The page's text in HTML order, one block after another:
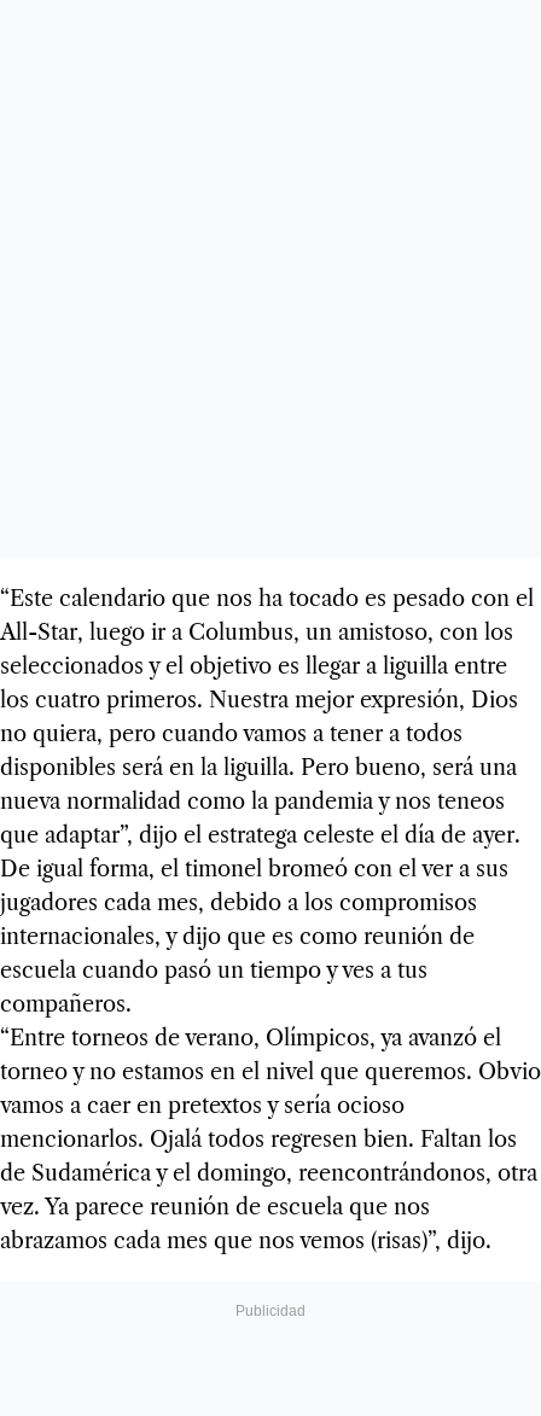
“Este calendario que nos ha tocado es pesado con el
All-Star, luego ir a Columbus, un amistoso, con los
seleccionados y el objetivo es llegar a liguilla entre
los cuatro primeros. Nuestra mejor expresión, Dios
no quiera, pero cuando vamos a tener a todos
disponibles será en la liguilla. Pero bueno, será una
nueva normalidad como la pandemia y nos teneos
que adaptar”, dijo el estratega celeste el día de ayer.
De igual forma, el timonel bromeó con el ver a sus
jugadores cada mes, debido a los compromisos
internacionales, y dijo que es como reunión de
escuela cuando pasó un tiempo y ves a tus
compañeros.
“Entre torneos de verano, Olímpicos, ya avanzó el
torneo y no estamos en el nivel que queremos. Obvio
vamos a caer en pretextos y sería ocioso
mencionarlos. Ojalá todos regresen bien. Faltan los
de Sudamérica y el domingo, reencontrándonos, otra
vez. Ya parece reunión de escuela que nos
abrazamos cada mes que nos vemos (risas)”, dijo.